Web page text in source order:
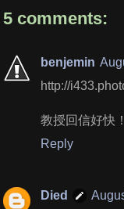
5 comments:
benjemin
http://
教授回信好快！
Reply
Died